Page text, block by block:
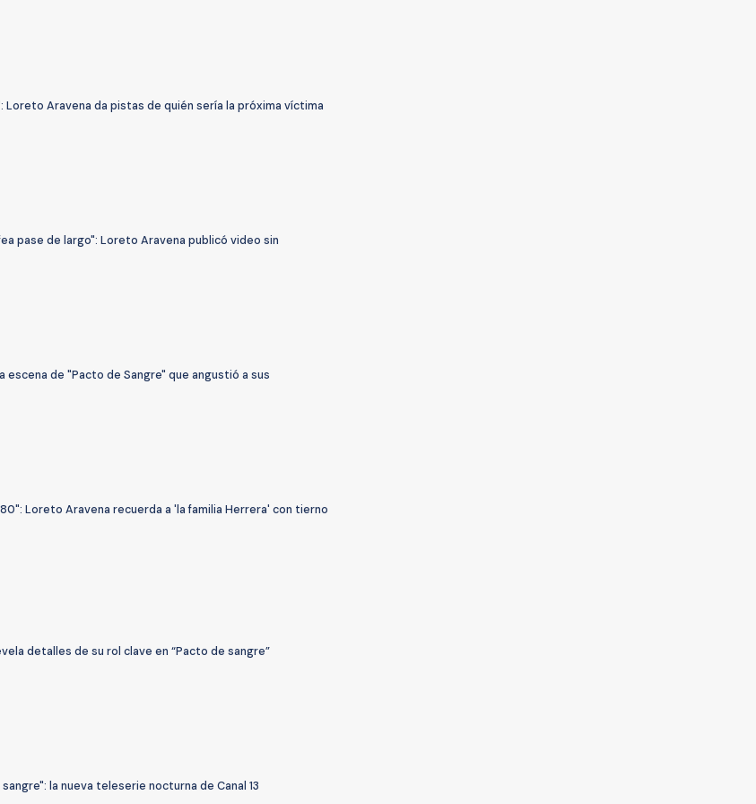
Loreto Aravena da pistas de quién sería la próxima víctima
pase de largo": Loreto Aravena publicó video sin
escena de "Pacto de Sangre" que angustió a sus
Loreto Aravena recuerda a 'la familia Herrera' con tierno
detalles de su rol clave en “Pacto de sangre”
la nueva teleserie nocturna de Canal 13